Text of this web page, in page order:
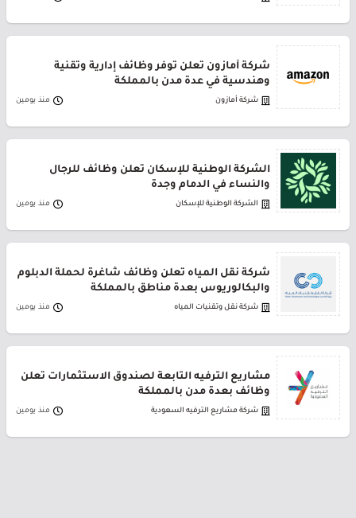
شركة أمازون تعلن توفر وظائف إدارية وتقنية
وهندسية في عدة مدن بالمملكة
شركة أمازون منذ يومين
الشركة الوطنية للإسكان تعلن وظائف للرجال
والنساء في الدمام وجدة
الشركة الوطنية للإسكان منذ يومين
شركة نقل المياه تعلن وظائف شاغرة لحملة الدبلوم
والبكالوريوس بعدة مناطق بالمملكة
شركة نقل وتقنيات المياه منذ يومين
مشاريع الترفيه التابعة لصندوق الاستثمارات تعلن
وظائف بعدة مدن بالمملكة
شركة مشاريع الترفيه السعودية منذ يومين